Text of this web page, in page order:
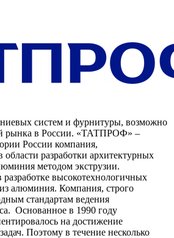
систем и фурнитуры, возможно
рынка в России. «ТАТПРОФ» –
России компания,
разработки архитектурных
методом экструзии.
высокотехнологичных
алюминия. Компания, строго
стандартам ведения
Основанное в 1990 году
на достижение
Поэтому в течение несколько